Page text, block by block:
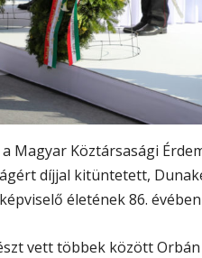
Magyar Köztársasági
díjjal kitüntetett,
életének 86.
vett többek között